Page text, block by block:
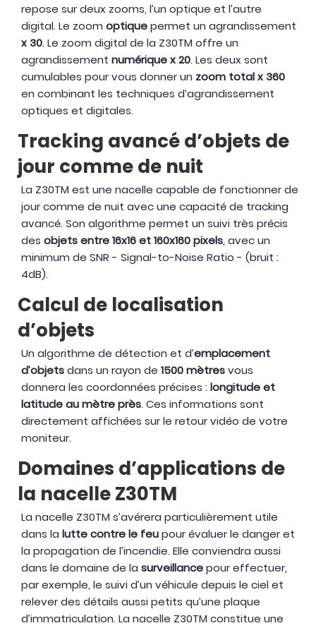
repose sur deux zooms, l’un optique et l’autre
digital. Le zoom optiquepermet un agrandissement
x 30. Le zoom digital de la Z30TM offre un
agrandissement numérique x 20. Les deux sont
cumulables pour vous donner un zoom total x 360
en combinant les techniques d’agrandissement
optiques et digitales.
Tracking avancé d’objets de
jour comme de nuit
La Z30TM est une nacelle capable de fonctionner de
jour comme de nuit avec une capacité de tracking
avancé. Son algorithme permet un suivi très précis
des objets entre 16x16 et 160x160 pixels, avec un
minimum de SNR - Signal-to-Noise Ratio - (bruit :
4dB).
Calcul de localisation
d’objets
Un algorithme de détection et d’emplacement
d’objetsdans un rayon de 1500 mètresvous
donnera les coordonnées précises : longitude et
latitude au mètre près. Ces informations sont
directement affichées sur le retour vidéo de votre
moniteur.
Domaines d’applications de
la nacelle Z30TM
La nacelle Z30TM s’avérera particulièrement utile
dans la lutte contre le feupour évaluer le danger et
la propagation de l’incendie. Elle conviendra aussi
dans le domaine de la surveillancepour effectuer,
par exemple, le suivi d’un véhicule depuis le ciel et
relever des détails aussi petits qu’une plaque
d’immatriculation. La nacelle Z30TM constitue une